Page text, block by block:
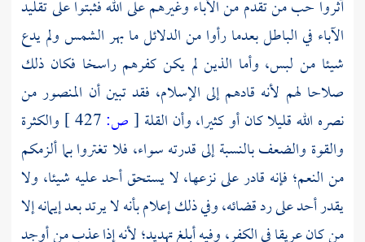
آثروا حب من تقدم من الآباء وغيرهم على الله فثبتوا على تقليد
الآباء في الباطل بعدما رأوا من الدلائل ما بهر الشمس ولم يدع
شيئا من لبس، وأما الذين لم يكن كفرهم راسخا فكان ذلك
صلاحا لهم لأنه قادهم إلى الإسلام، فقد تبين أن المنصورمن
نصره الله قليلا كان أو كثيرا، وأن القلة [ص:
والكثرة
والقوة والضعف بالنسبة إلى قدرته سواء، فلا تغتروا بما ألزمكم
من النعم؛ فإنه قادر على نزعها، لا يستحق أحد عليه شيئا، ولا
يقدر أحد على رد قضائه، وفي ذلك إعلام بأنه لا يرتد بعد إيمانه إلا
من كان عريقا في الكفر، وفيه أبلغ تهديد؛ لأنه إذا عذب من أوجد